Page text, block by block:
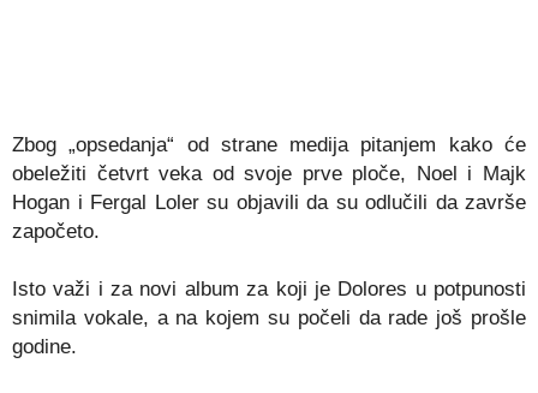
Zbog „opsedanja“ od strane medija pitanjem kako će
obeležiti četvrt veka od svoje prve ploče, Noel i Majk
Hogan i Fergal Loler su objavili da su odlučili da završe
započeto.
Isto važi i za novi album za koji je Dolores u potpunosti
snimila vokale, a na kojem su počeli da rade još prošle
godine.